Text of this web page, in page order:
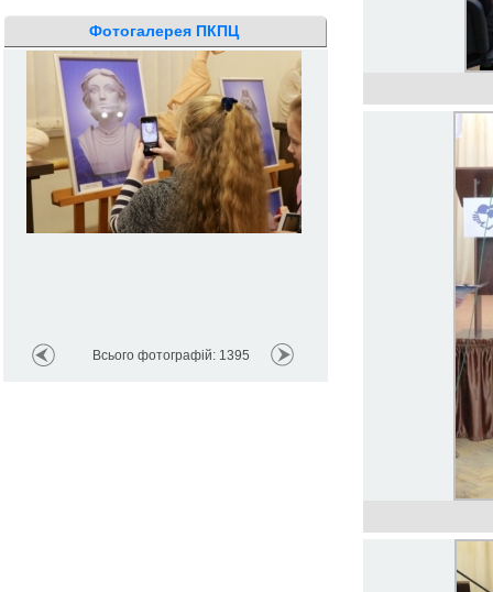
Фотогалерея ПКПЦ
Реріх і Шевченко – два
Всього фотографій: 1395